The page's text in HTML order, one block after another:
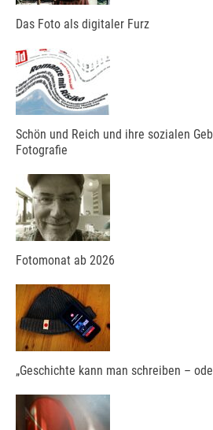
Das Foto als digitaler Furz
Schön und Reich und ihre sozialen
Fotografie
Fotomonat ab 2026
„Geschichte kann man schreiben –